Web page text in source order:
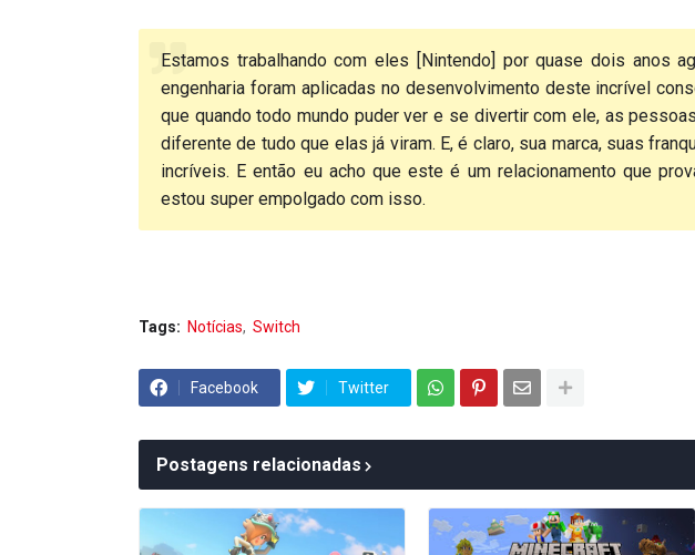
Estamos trabalhando com eles [Nintendo] por quase dois anos
engenharia foram aplicadas no desenvolvimento deste incrível
que quando todo mundo puder ver e se divertir com ele, as
diferente de tudo que elas já viram. E, é claro, sua marca, suas
incríveis. E então eu acho que este é um relacionamento que
estou super empolgado com isso.
Tags: Notícias Switch
Facebook Twitter
Postagens relacionadas